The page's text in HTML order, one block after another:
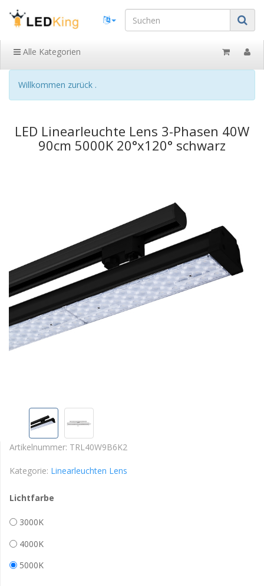
Alle Kategorien
Willkommen zurück .
LED Linearleuchte Lens 3-Phasen 40W
90cm 5000K 20°x120° schwarz
Artikelnummer: TRL40W9B6K2
Kategorie: Linearleuchten Lens
Lichtfarbe
3000K
4000K
5000K